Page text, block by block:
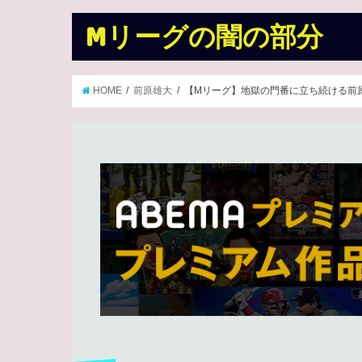
Mリーグの闇の部分
HOME 前原雄大 【Mリーグ】地獄の門番に立ち続ける前